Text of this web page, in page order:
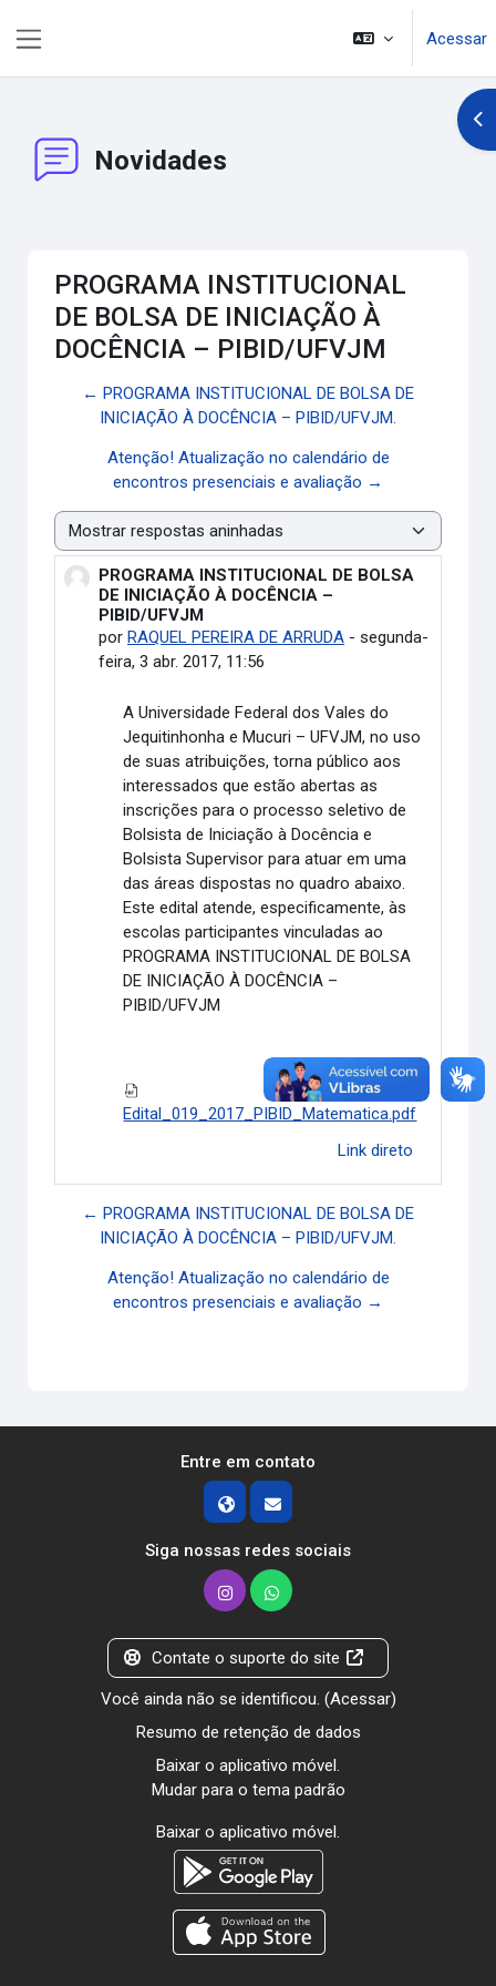
Acessar
Novidades
PROGRAMA INSTITUCIONAL
DE BOLSA DE INICIAÇÃO À
DOCÊNCIA – PIBID/UFVJM
← PROGRAMA INSTITUCIONAL DE BOLSA DE
INICIAÇÃO À DOCÊNCIA – PIBID/UFVJM.
Atenção! Atualização no calendário de
encontros presenciais e avaliação →
Modo de visualização
PROGRAMA INSTITUCIONAL DE BOLSA
DE INICIAÇÃO À DOCÊNCIA –
PIBID/UFVJM
por RAQUEL PEREIRA DE ARRUDA - segunda-
feira, 3 abr. 2017, 11:56
Número de respostas: 0
A Universidade Federal dos Vales do
Jequitinhonha e Mucuri – UFVJM, no uso
de suas atribuições, torna público aos
interessados que estão abertas as
inscrições para o processo seletivo de
Bolsista de Iniciação à Docência e
Bolsista Supervisor para atuar em uma
das áreas dispostas no quadro abaixo.
Este edital atende, especificamente, às
escolas participantes vinculadas ao
PROGRAMA INSTITUCIONAL DE BOLSA
DE INICIAÇÃO À DOCÊNCIA –
PIBID/UFVJM
Edital_019_2017_PIBID_Matematica.pdf
Link direto
← PROGRAMA INSTITUCIONAL DE BOLSA DE
INICIAÇÃO À DOCÊNCIA – PIBID/UFVJM.
Atenção! Atualização no calendário de
encontros presenciais e avaliação →
Entre em contato
Siga nossas redes sociais
Contate o suporte do site
Você ainda não se identificou. (Acessar)
Resumo de retenção de dados
Baixar o aplicativo móvel.
Mudar para o tema padrão
Baixar o aplicativo móvel.